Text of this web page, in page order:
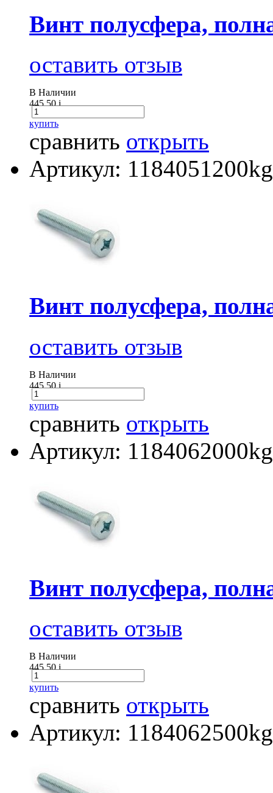
Винт полусфера,
оставить отзыв
В Наличии
445.50i
купить
сравнить открыть
Артикул: 1184051200kg
Винт полусфера,
оставить отзыв
В Наличии
445.50i
купить
сравнить открыть
Артикул: 1184062000kg
Винт полусфера,
оставить отзыв
В Наличии
445.50i
купить
сравнить открыть
Артикул: 1184062500kg